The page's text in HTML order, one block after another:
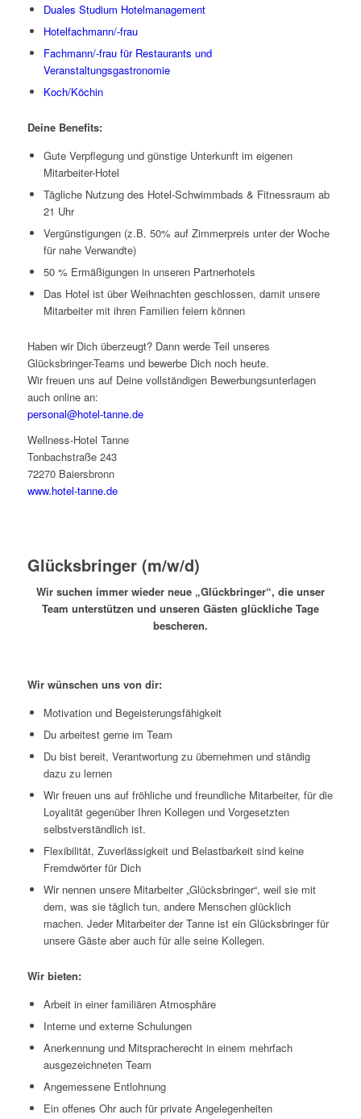
Duales Studium Hotelmanagement
Hotelfachmann/-frau
Fachmann/-frau für Restaurants und
Veranstaltungsgastronomie
Koch/Köchin
Deine Benefits:
Gute Verpflegung und günstige Unterkunft im eigenen
Mitarbeiter-Hotel
Tägliche Nutzung des Hotel-Schwimmbads & Fitnessraum ab
21 Uhr
Vergünstigungen (z.B. 50% auf Zimmerpreis unter der Woche
für nahe Verwandte)
50 % Ermäßigungen in unseren Partnerhotels
Das Hotel ist über Weihnachten geschlossen, damit unsere
Mitarbeiter mit ihren Familien feiern können
Haben wir Dich überzeugt? Dann werde Teil unseres
Glücksbringer-Teams und bewerbe Dich noch heute.
Wir freuen uns auf Deine vollständigen Bewerbungsunterlagen
auch online an:
personal@hotel-tanne.de
Wellness-Hotel Tanne
Tonbachstraße 243
72270 Baiersbronn
www.hotel-tanne.de
Glücksbringer (m/w/d)
Wir suchen immer wieder neue „Glückbringer“, die unser
Team unterstützen und unseren Gästen glückliche Tage
bescheren.
Wir wünschen uns von dir:
Motivation und Begeisterungsfähigkeit
Du arbeitest gerne im Team
Du bist bereit, Verantwortung zu übernehmen und ständig
dazu zu lernen
Wir freuen uns auf fröhliche und freundliche Mitarbeiter, für die
Loyalität gegenüber Ihren Kollegen und Vorgesetzten
selbstverständlich ist.
Flexibilität, Zuverlässigkeit und Belastbarkeit sind keine
Fremdwörter für Dich
Wir nennen unsere Mitarbeiter „Glücksbringer“, weil sie mit
dem, was sie täglich tun, andere Menschen glücklich
machen. Jeder Mitarbeiter der Tanne ist ein Glücksbringer für
unsere Gäste aber auch für alle seine Kollegen.
Wir bieten:
Arbeit in einer familiären Atmosphäre
Interne und externe Schulungen
Anerkennung und Mitspracherecht in einem mehrfach
ausgezeichneten Team
Angemessene Entlohnung
Ein offenes Ohr auch für private Angelegenheiten